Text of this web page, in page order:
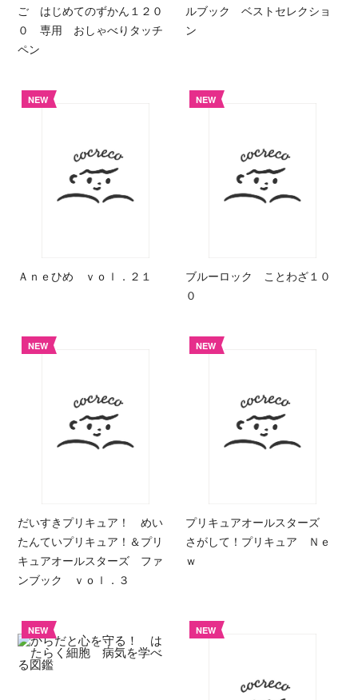
ご はじめてのずかん１２０
０ 専用 おしゃべりタッチ
ペン
ルブック ベストセレクショ
ン
NEW
Ａｎｅひめ ｖｏｌ．２１
NEW
ブルーロック ことわざ１０
０
NEW
だいすきプリキュア！ めい
たんていプリキュア！＆プリ
キュアオールスターズ ファ
ンブック ｖｏｌ．３
NEW
プリキュアオールスターズ
さがして！プリキュア Ｎｅ
ｗ
NEW NEW